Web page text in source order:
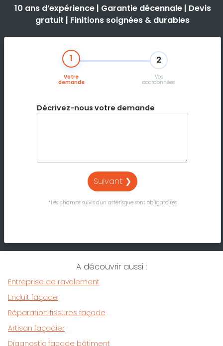
10 ans d’expérience | Garantie décennale | Devis
gratuit | Finitions soignées & durables
1
Votre
demande
2
Vos
coordonnées
Décrivez-nous votre demande
Suivant ❯
*Les champs suivis d'un astérisque sont obligatoires
A découvrir aussi :
Entreprise de ravalement
Enduit façade
Réparation fissures façade
Artisan façadier
Diagnostic façade bâtiment